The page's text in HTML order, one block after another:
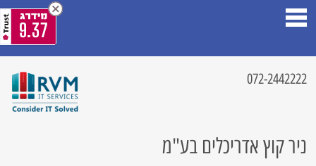
072-2442222
ניר קוץ אדריכלים בע"מ
9.37